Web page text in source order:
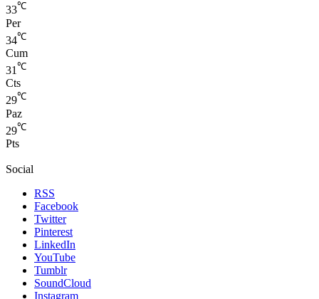
33℃
Per
34℃
Cum
31 ℃
Cts
29℃
Paz
29℃
Pts
Social
RSS
Facebook
Twitter
Pinterest
LinkedIn
YouTube
Tumblr
SoundCloud
Instagram